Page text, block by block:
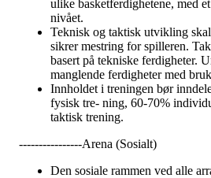
ulike basketferdighetene, med
nivået.
Teknisk og taktisk utvikling
sikrer mestring for spilleren.
basert på tekniske ferdigheter.
manglende ferdigheter med
Innholdet i treningen bør
fysisk tre- ning, 60-70%
taktisk trening.
----------------Arena (Sosialt)
Den sosiale rammen ved alle